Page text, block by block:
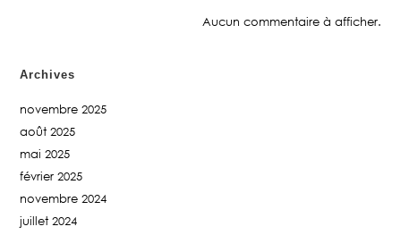
Aucun commentaire à afficher.
Archives
novembre 2025
août 2025
mai 2025
février 2025
novembre 2024
juillet 2024